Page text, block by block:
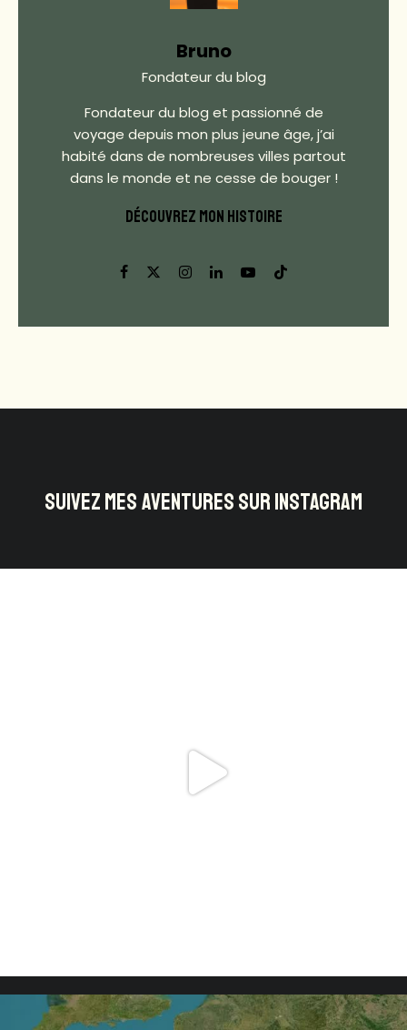
Bruno
Fondateur du blog
Fondateur du blog et passionné de
voyage depuis mon plus jeune âge, j’ai
habité dans de nombreuses villes partout
dans le monde et ne cesse de bouger !
DÉCOUVREZ MON HISTOIRE
SUIVEZ MES AVENTURES SUR INSTAGRAM